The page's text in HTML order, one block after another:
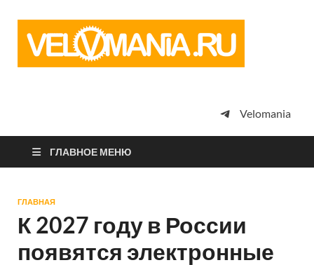
просто
Velomania
ГЛАВНОЕ МЕНЮ
ГЛАВНАЯ
К 2027 году в России
появятся электронные